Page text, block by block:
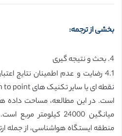
بخشی از ترجمه:
4. بحث و نتیجه گیری
میانگین 24000 کیلومتر
منطقه ایستگاه هواشناسی، از جمله